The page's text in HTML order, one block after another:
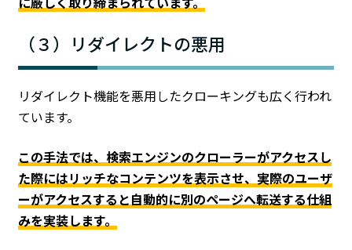
（３）リダイレクトの悪用
リダイレクト機能を悪用したクローキングも広く行われ
ています。
この手法では、検索エンジンのクローラーがアクセスし
た際にはリッチなコンテンツを表示させ、実際のユーザ
ーがアクセスすると自動的に別のページへ転送する仕組
みを実装します。